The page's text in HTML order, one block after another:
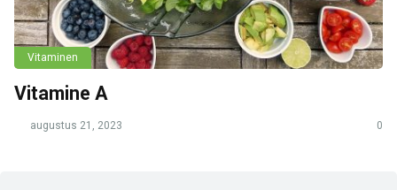
Vitaminen
Vitamine A
augustus 21, 2023 0